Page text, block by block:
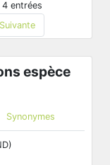
entrées
Suivante
espèce
Synonymes